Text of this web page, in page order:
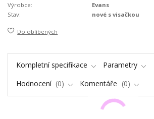
Výrobce:
Evans
Stav:
nové s visačkou
Do oblíbených
Kompletní specifikace
Parametry
Hodnocení
0 Komentáře 0